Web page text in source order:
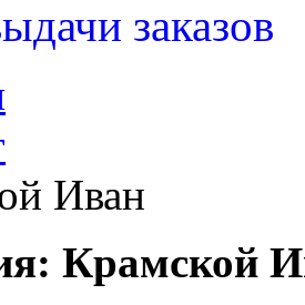
заказов
Иван
Крамской